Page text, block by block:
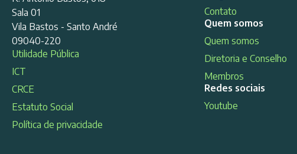
Sala 01
Vila Bastos - Santo André
09040-220
Utilidade Pública
ICT
CRCE
Estatuto Social
Política de privacidade
Contato
Quem somos
Quem somos
Diretoria e Conselho
Membros
Redes sociais
Youtube